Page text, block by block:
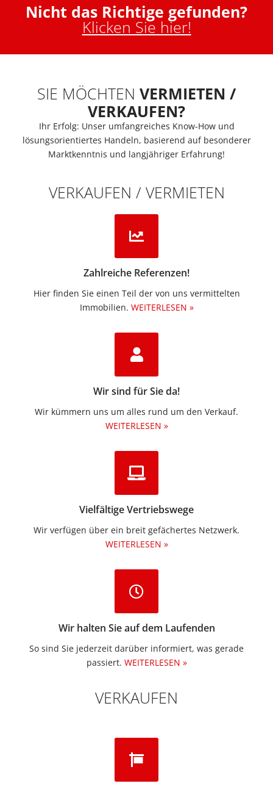
Nicht das Richtige gefunden?
Klicken Sie hier!
SIE MÖCHTEN VERMIETEN /
VERKAUFEN?
Ihr Erfolg: Unser umfangreiches Know-How und
lösungsorientiertes Handeln, basierend auf besonderer
Marktkenntnis und langjähriger Erfahrung!
VERKAUFEN / VERMIETEN
Zahlreiche Referenzen!
Hier finden Sie einen Teil der von uns vermittelten
Immobilien.​ WEITERLESEN »
Wir sind für Sie da!
Wir kümmern uns um alles rund um den Verkauf.
WEITERLESEN »
Vielfältige Vertriebswege
Wir verfügen über ein breit gefächertes Netzwerk.
WEITERLESEN »
Wir halten Sie auf dem Laufenden
So sind Sie jederzeit darüber informiert, was gerade
passiert. WEITERLESEN »
VERKAUFEN